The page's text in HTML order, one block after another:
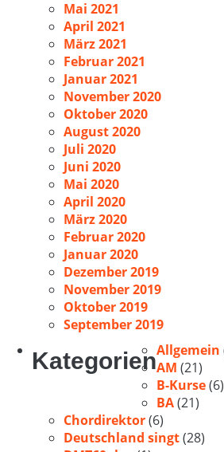
Mai 2021
April 2021
März 2021
Februar 2021
Januar 2021
November 2020
Oktober 2020
August 2020
Juli 2020
Juni 2020
Mai 2020
April 2020
März 2020
Februar 2020
Januar 2020
Dezember 2019
November 2019
Oktober 2019
September 2019
KategorienAllgemein
AM (21)
B-Kurse(6)
BA(21)
Chordirektor(6)
Deutschland singt(28)